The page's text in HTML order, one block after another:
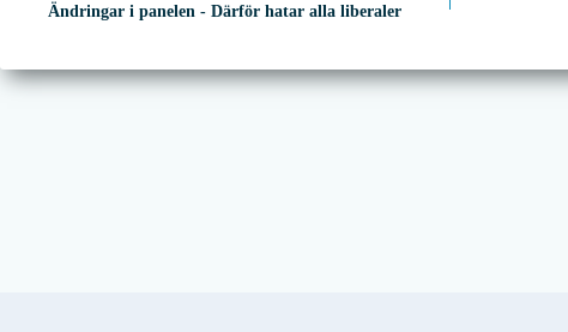
Ändringar i panelen - Därför hatar alla liberaler